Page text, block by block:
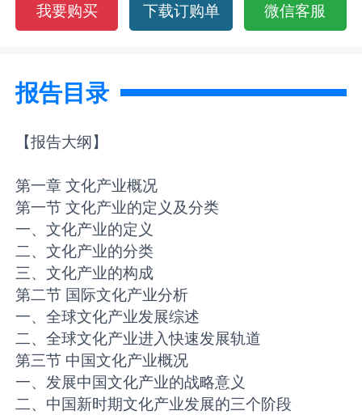
我要购买 下载订购单 微信客服
报告目录
【报告大纲】
第一章 文化产业概况
第一节 文化产业的定义及分类
一、文化产业的定义
二、文化产业的分类
三、文化产业的构成
第二节 国际文化产业分析
一、全球文化产业发展综述
二、全球文化产业进入快速发展轨道
第三节 中国文化产业概况
一、发展中国文化产业的战略意义
二、中国新时期文化产业发展的三个阶段